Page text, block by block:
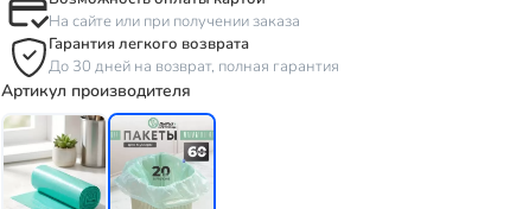
На сайте или при получении заказа
Гарантия легкого возврата
До 30 дней на возврат, полная гарантия
Артикул производителя